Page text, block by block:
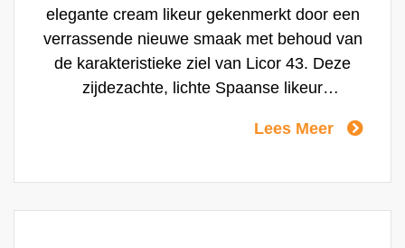
elegante cream likeur gekenmerkt door een
verrassende nieuwe smaak met behoud van
de karakteristieke ziel van Licor 43. Deze
zijdezachte, lichte Spaanse likeur
vanillesmaak van Licor 43 Original en de
een hint van knapperige karameltonen.
Heerlijk om puur te drinken of om mee te
Lees Meer